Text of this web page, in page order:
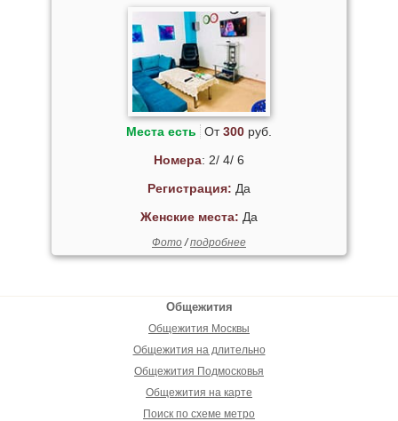
Места есть От300руб.
Номера: 2/ 4/ 6
Регистрация: Да
Женские места: Да
Фото/подробнее
Общежития
Общежития Москвы
Общежития на длительно
Общежития Подмосковья
Общежития на карте
Поиск по схеме метро